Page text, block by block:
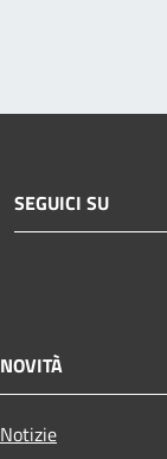
SEGUICI SU
NOVITÀ
Notizie